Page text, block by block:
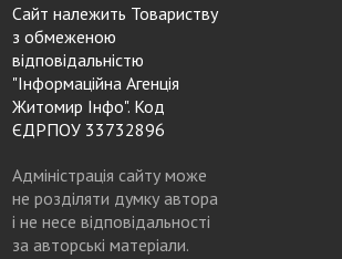
Сайт належить Товариству
з обмеженою
відповідальністю
"Інформаційна Агенція
Житомир Інфо". Код
ЄДРПОУ 33732896
Адміністрація сайту може
не розділяти думку автора
і не несе відповідальності
за авторські матеріали.